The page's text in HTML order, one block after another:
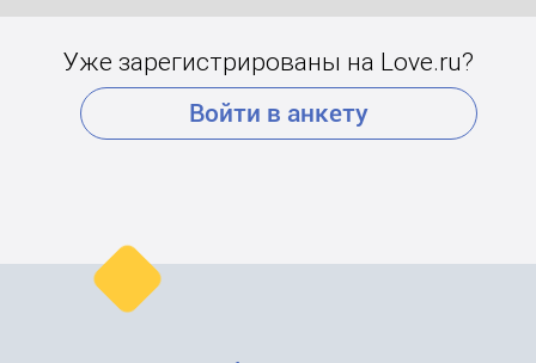
Уже зарегистрированы на Love.ru?
Войти в анкету